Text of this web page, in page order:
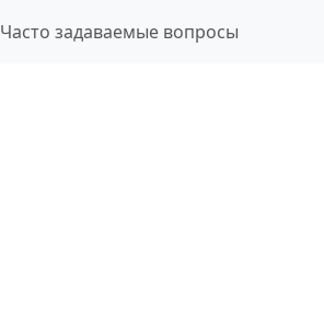
Часто задаваемые вопросы